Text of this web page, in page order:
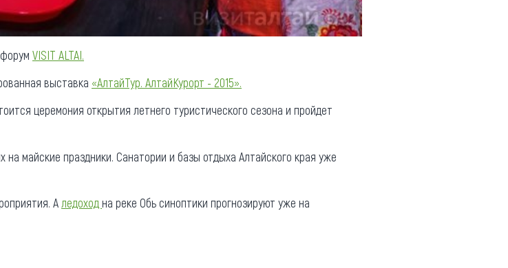
VISIT ALTAI.
выставка «АлтайТур. АлтайКурорт - 2015».
церемония открытия летнего туристического сезона и пройдет
майские праздники. Санатории и базы отдыха Алтайского края уже
А ледоход на реке Обь синоптики прогнозируют уже на